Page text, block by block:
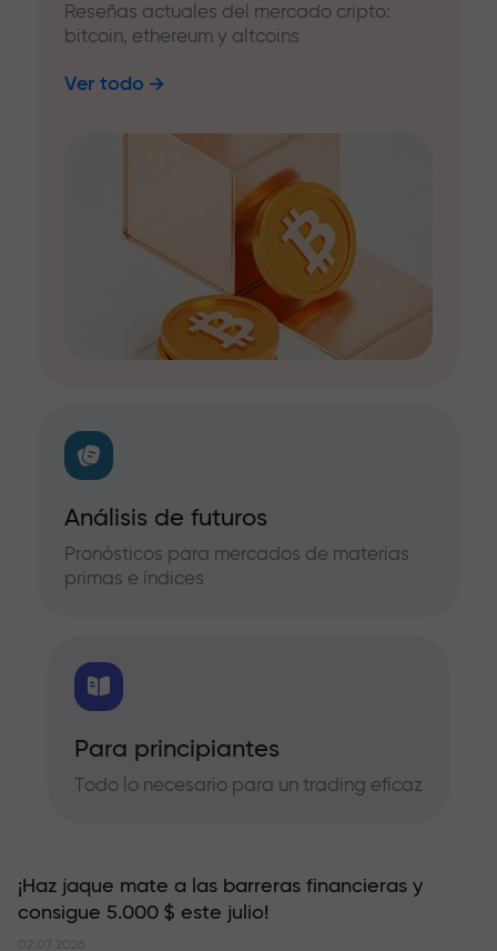
Reseñas actuales del mercado cripto:
bitcoin, ethereum y altcoins
Ver todo
Análisis de futuros
Pronósticos para mercados de materias
primas e índices
Para principiantes
Todo lo necesario para un trading eficaz
¡Haz jaque mate a las barreras financieras y
consigue 5.000 $ este julio!
02.07.2026